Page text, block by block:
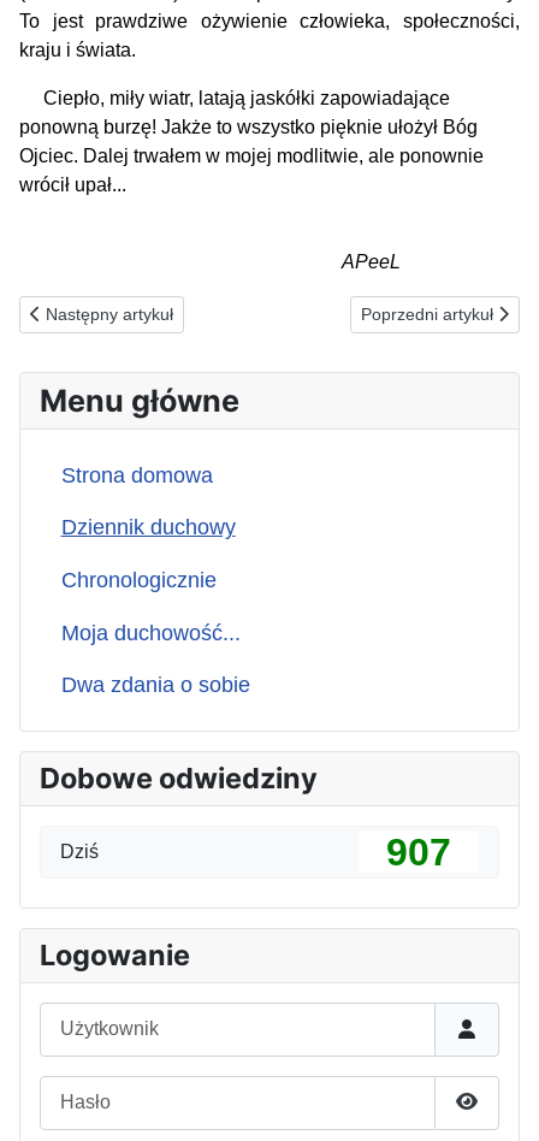
To jest prawdziwe ożywienie człowieka, społeczności,
kraju i świata.
Ciepło, miły wiatr, latają jaskółki zapowiadające
ponowną burzę! Jakże to wszystko pięknie ułożył Bóg
Ojciec. Dalej trwałem w mojej modlitwie, ale ponownie
wrócił upał...
APeeL
Poprzednia strona: 02.07.2026(c) ZA TYCH, KTÓRZY IDĄ ZA
Następny artykuł Następna strona:
Poprzedni artykuł
Menu główne
Strona domowa
Dziennik duchowy
Chronologicznie
Moja duchowość...
Dwa zdania o sobie
Dobowe odwiedziny
Dziś 907
Logowanie
Pokaż